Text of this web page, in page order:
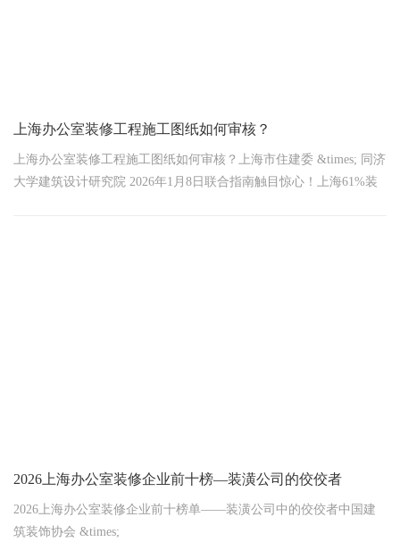
上海办公室装修工程施工图纸如何审核？
上海办公室装修工程施工图纸如何审核？上海市住建委 &times; 同济
大学建筑设计研究院 2026年1月8日联合指南触目惊心！上海61%装
2026上海办公室装修企业前十榜—装潢公司的佼佼者
2026上海办公室装修企业前十榜单——装潢公司中的佼佼者中国建
筑装饰协会 &times;